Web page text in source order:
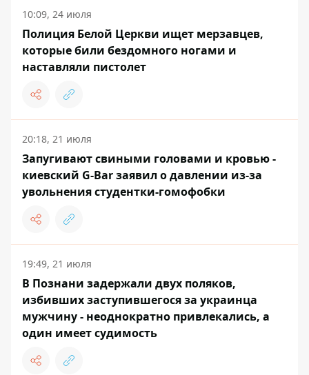
10:09, 24 июля
Полиция Белой Церкви ищет мерзавцев,
которые били бездомного ногами и
наставляли пистолет
20:18, 21 июля
Запугивают свиными головами и кровью -
киевский G-Bar заявил о давлении из-за
увольнения студентки-гомофобки
19:49, 21 июля
В Познани задержали двух поляков,
избивших заступившегося за украинца
мужчину - неоднократно привлекались, а
один имеет судимость